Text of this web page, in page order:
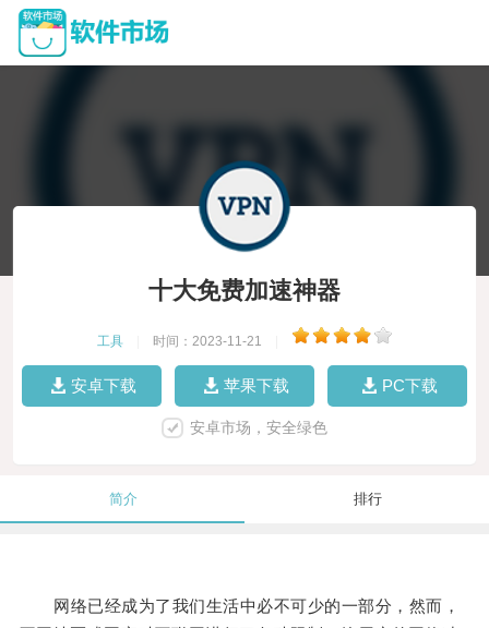
十大免费加速神器
工具 时间：2023-11-21
安卓下载 苹果下载 PC下载
安卓市场，安全绿色
简介 排行
网络已经成为了我们生活中必不可少的一部分，然而，